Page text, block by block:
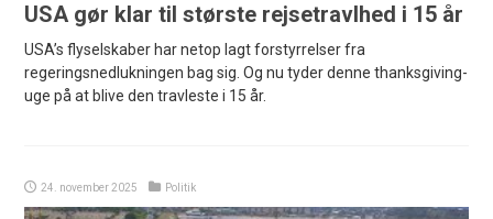
USA gør klar til største rejsetravlhed i 15 år
USA’s flyselskaber har netop lagt forstyrrelser fra
regeringsnedlukningen bag sig. Og nu tyder denne thanksgiving-
uge på at blive den travleste i 15 år.
24. november 2025 Politik